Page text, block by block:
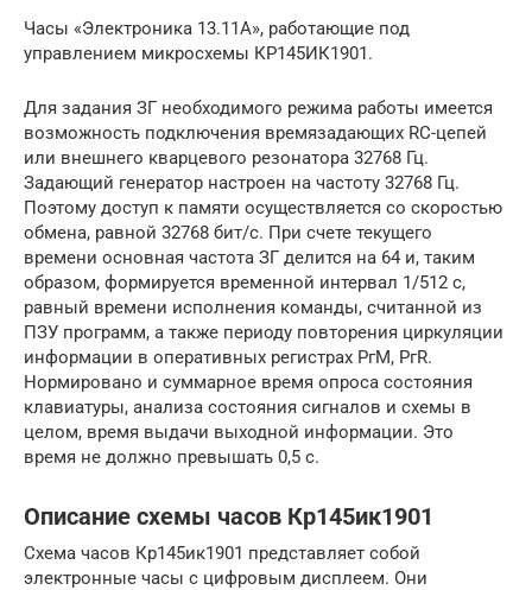
Часы «Электроника 13.11А», работающие под
управлением микросхемы КР145ИК1901.
Для задания ЗГ необходимого режима работы имеется
возможность подключения времязадающих RC-цепей
или внешнего кварцевого резонатора 32768 Гц.
Задающий генератор настроен на частоту 32768 Гц.
Поэтому доступ к памяти осуществляется со скоростью
обмена, равной 32768 бит/с. При счете текущего
времени основная частота ЗГ делится на 64 и, таким
образом, формируется временной интервал 1/512 с,
равный времени исполнения команды, считанной из
ПЗУ программ, а также периоду повторения циркуляции
информации в оперативных регистрах PгM, PгR.
Нормировано и суммарное время опроса состояния
клавиатуры, анализа состояния сигналов и схемы в
целом, время выдачи выходной информации. Это
время не должно превышать 0,5 с.
Описание схемы часов Кр145ик1901
Схема часов Кр145ик1901 представляет собой
электронные часы с цифровым дисплеем. Они